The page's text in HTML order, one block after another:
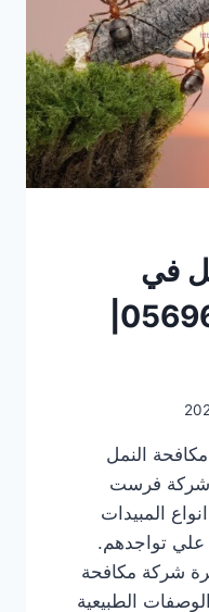
في
النمل
شركة فرست
المبيدات
علي تواجدهم.
شركة مكافحة
الطبيعية